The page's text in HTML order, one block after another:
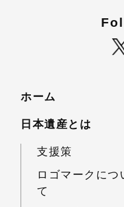
ホーム
日本遺産とは
支援策
ロゴマークにつ
て